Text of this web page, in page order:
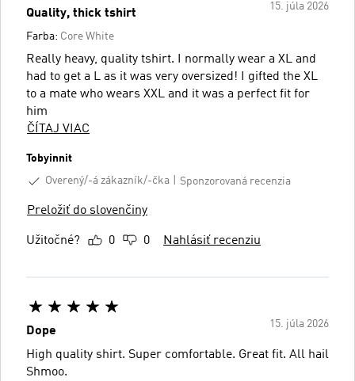
15. júla 2026
Quality, thick tshirt
Farba: Core White
Really heavy, quality tshirt. I normally wear a XL and
had to get a L as it was very oversized! I gifted the XL
to a mate who wears XXL and it was a perfect fit for
him
ČÍTAJ VIAC
Tobyinnit
Overený/-á zákazník/-čka
Sponzorovaná recenzia
Preložiť do slovenčiny
Užitočné? 0 0 Nahlásiť recenziu
15. júla 2026
Dope
High quality shirt. Super comfortable. Great fit. All hail
Shmoo.